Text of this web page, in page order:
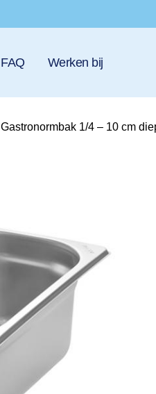
FAQ Werken bij
Gastronormbak 1/4 – 10 cm